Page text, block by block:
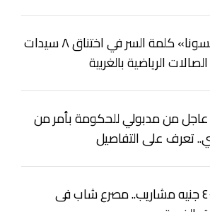
«بخار السونا» كلمة السر في اختناق ٨ سيدات
الرياضية بالغربية
من مدبولي للحكومة بأمر من
تعرف على التفاصيل
بسبب ٤٠ جنيه مشاريب.. مصرع شاب فى